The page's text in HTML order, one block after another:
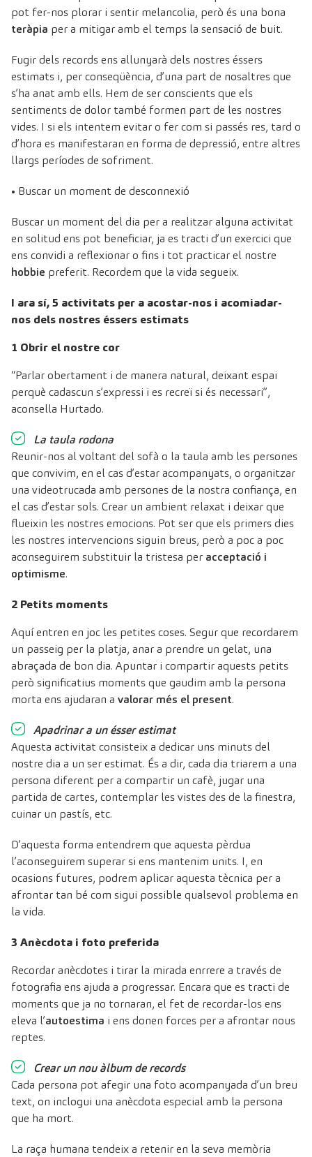
pot fer-nos plorar i sentir melancolia, però és una bona
teràpia per a mitigar amb el temps la sensació de buit.
Fugir dels records ens allunyarà dels nostres éssers
estimats i, per conseqüència, d’una part de nosaltres que
s’ha anat amb ells. Hem de ser conscients que els
sentiments de dolor també formen part de les nostres
vides. I si els intentem evitar o fer com si passés res, tard o
d’hora es manifestaran en forma de depressió, entre altres
llargs períodes de sofriment.
• Buscar un moment de desconnexió
Buscar un moment del dia per a realitzar alguna activitat
en solitud ens pot beneficiar, ja es tracti d’un exercici que
ens convidi a reflexionar o fins i tot practicar el nostre
hobbie preferit. Recordem que la vida segueix.
I ara sí, 5 activitats per a acostar-nos i acomiadar-
nos dels nostres éssers estimats
1 Obrir el nostre cor
“Parlar obertament i de manera natural, deixant espai
perquè cadascun s’expressi i es recreï si és necessari”,
aconsella Hurtado.
La taula rodona
Reunir-nos al voltant del sofà o la taula amb les persones
que convivim, en el cas d’estar acompanyats, o organitzar
una videotrucada amb persones de la nostra confiança, en
el cas d’estar sols. Crear un ambient relaxat i deixar que
flueixin les nostres emocions. Pot ser que els primers dies
les nostres intervencions siguin breus, però a poc a poc
aconseguirem substituir la tristesa per acceptació i
optimisme.
2 Petits moments
Aquí entren en joc les petites coses. Segur que recordarem
un passeig per la platja, anar a prendre un gelat, una
abraçada de bon dia. Apuntar i compartir aquests petits
però significatius moments que gaudim amb la persona
morta ens ajudaran a valorar més el present.
Apadrinar a un ésser estimat
Aquesta activitat consisteix a dedicar uns minuts del
nostre dia a un ser estimat. És a dir, cada dia triarem a una
persona diferent per a compartir un cafè, jugar una
partida de cartes, contemplar les vistes des de la finestra,
cuinar un pastís, etc.
D’aquesta forma entendrem que aquesta pèrdua
l’aconseguirem superar si ens mantenim units. I, en
ocasions futures, podrem aplicar aquesta tècnica per a
afrontar tan bé com sigui possible qualsevol problema en
la vida.
3 Anècdota i foto preferida
Recordar anècdotes i tirar la mirada enrrere a través de
fotografia ens ajuda a progressar. Encara que es tracti de
moments que ja no tornaran, el fet de recordar-los ens
eleva l’autoestima i ens donen forces per a afrontar nous
reptes.
Crear un nou àlbum de records
Cada persona pot afegir una foto acompanyada d’un breu
text, on inclogui una anècdota especial amb la persona
que ha mort.
La raça humana tendeix a retenir en la seva memòria